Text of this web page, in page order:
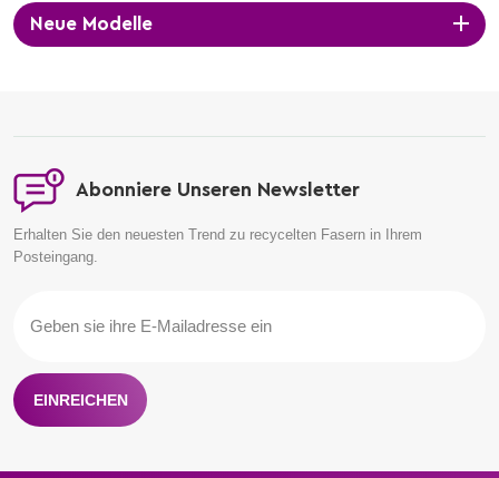
Neue Modelle
Abonniere Unseren Newsletter
Erhalten Sie den neuesten Trend zu recycelten Fasern in Ihrem
Posteingang.
EINREICHEN